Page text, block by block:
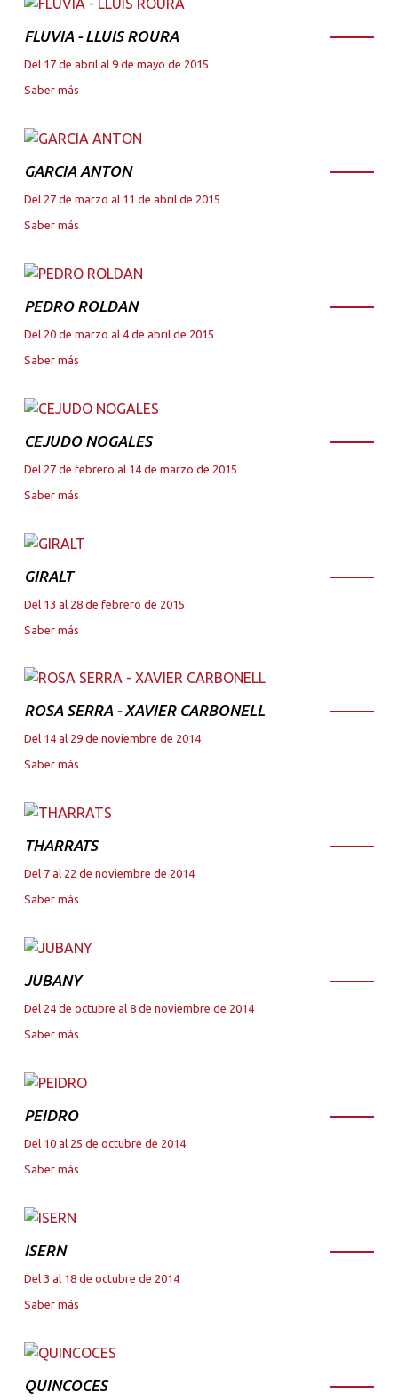
FLUVIA - LLUIS ROURA
Del 17 de abril al 9 de mayo de 2015
Saber más
GARCIA ANTON
Del 27 de marzo al 11 de abril de 2015
Saber más
PEDRO ROLDAN
Del 20 de marzo al 4 de abril de 2015
Saber más
CEJUDO NOGALES
Del 27 de febrero al 14 de marzo de 2015
Saber más
GIRALT
Del 13 al 28 de febrero de 2015
Saber más
ROSA SERRA - XAVIER CARBONELL
Del 14 al 29 de noviembre de 2014
Saber más
THARRATS
Del 7 al 22 de noviembre de 2014
Saber más
JUBANY
Del 24 de octubre al 8 de noviembre de 2014
Saber más
PEIDRO
Del 10 al 25 de octubre de 2014
Saber más
ISERN
Del 3 al 18 de octubre de 2014
Saber más
QUINCOCES